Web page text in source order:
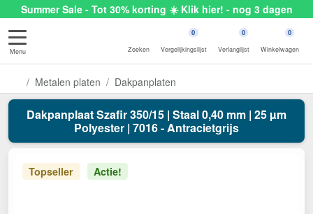
Summer Sale - Tot 30% korting ☀️ Klik hier! - nog 3 dagen
Menu Zoeken
0
Vergelijkingslijst
0
Verlanglijst
0
Winkelwagen
Metalen platen Dakpanplaten
Dakpanplaat Szafir 350/15 | Staal 0,40 mm | 25 µm
Polyester | 7016 - Antracietgrijs
Topseller Actie!